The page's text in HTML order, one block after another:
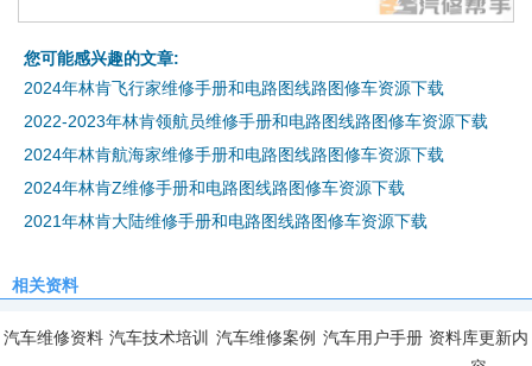
您可能感兴趣的文章:
2024年林肯飞行家维修手册和电路图线路图修车资源下载
2022-2023年林肯领航员维修手册和电路图线路图修车资源下载
2024年林肯航海家维修手册和电路图线路图修车资源下载
2024年林肯Z维修手册和电路图线路图修车资源下载
2021年林肯大陆维修手册和电路图线路图修车资源下载
相关资料
汽车维修资料 汽车技术培训 汽车维修案例 汽车用户手册 资料库更新内